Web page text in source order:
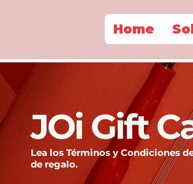
Home
JOi Gift
Lea los Términos y Condiciones
de regalo.